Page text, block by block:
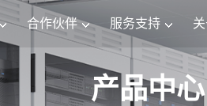
合作伙伴 服务支持
产品中心